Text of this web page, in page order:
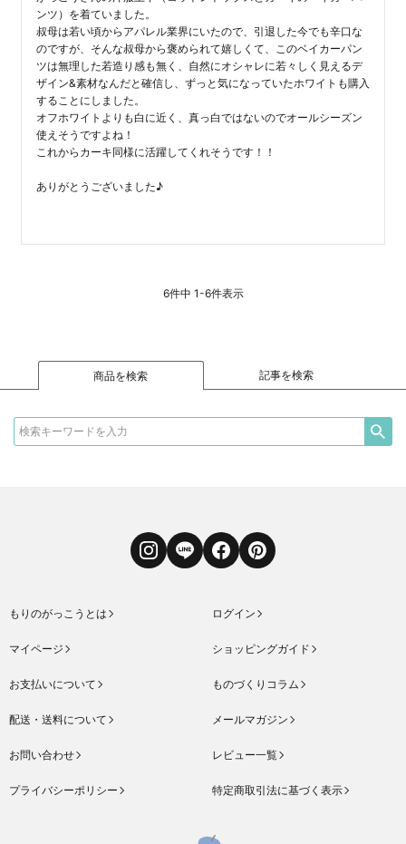
ンツ）を着ていました。
叔母は若い頃からアパレル業界にいたので、引退した今でも辛口な
のですが、そんな叔母から褒められて嬉しくて、このベイカーパン
ツは無理した若造り感も無く、自然にオシャレに若々しく見えるデ
ザイン&素材なんだと確信し、ずっと気になっていたホワイトも購入
することにしました。
オフホワイトよりも白に近く、真っ白ではないのでオールシーズン
使えそうですよね！
これからカーキ同様に活躍してくれそうです！！
ありがとうございました♪
6件中 1-6件表示
商品を検索 記事を検索
InstagramLINE FacebookPinterest
もりのがっこうとは ログイン
マイページ ショッピングガイド
お支払いについて ものづくりコラム
配送・送料について メールマガジン
お問い合わせ レビュー一覧
プライバシーポリシー 特定商取引法に基づく表示